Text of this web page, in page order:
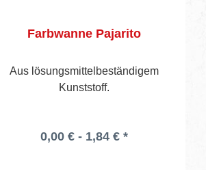
Farbwanne Pajarito
Aus lösungsmittelbeständigem
Kunststoff.
0,00 € - 1,84 € *